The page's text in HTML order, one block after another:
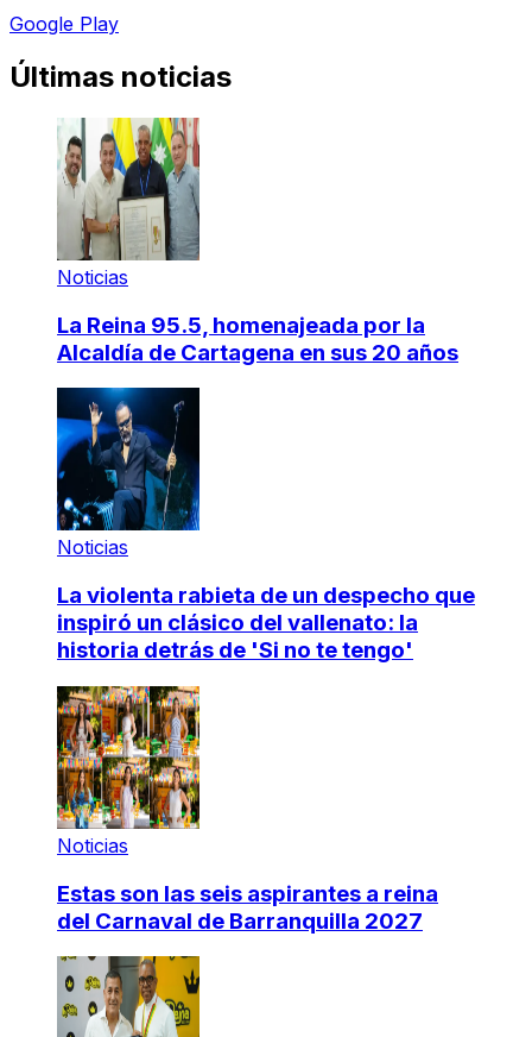
Google Play
Últimas noticias
Noticias
La Reina 95.5, homenajeada por la
Alcaldía de Cartagena en sus 20 años
Noticias
La violenta rabieta de un despecho que
inspiró un clásico del vallenato: la
historia detrás de 'Si no te tengo'
Noticias
Estas son las seis aspirantes a reina
del Carnaval de Barranquilla 2027